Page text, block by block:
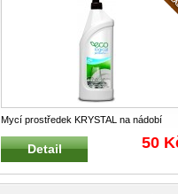
Mycí prostředek KRYSTAL na nádobí
ECO 750 ml Tekutý koncentrovaný neu
Detail 50